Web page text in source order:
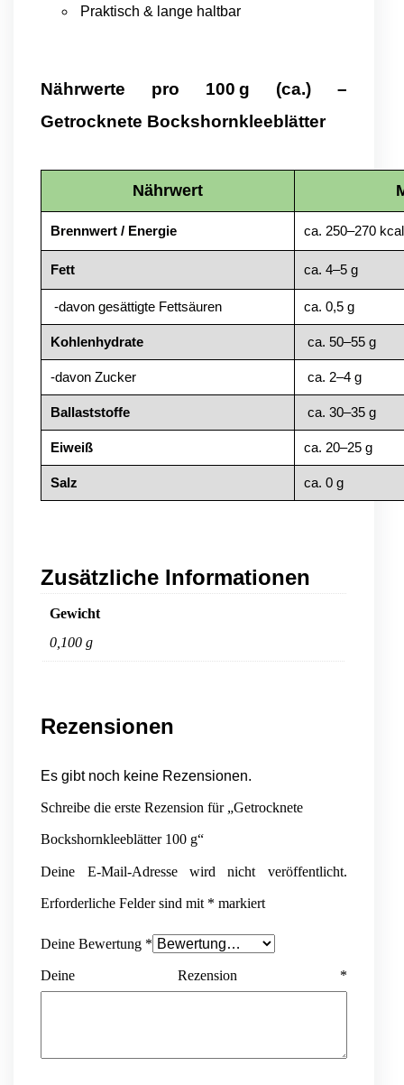
Praktisch & lange haltbar
Nährwerte pro 100 g (ca.) –
Getrocknete Bockshornkleeblätter
Nährwert
Brennwert / Energie ca. 250–270 kcal
Fett ca. 4–5 g
-davon gesättigte Fettsäuren ca. 0,5 g
Kohlenhydrate ca. 50–55 g
-davon Zucker ca. 2–4 g
Ballaststoffe ca. 30–35 g
Eiweiß ca. 20–25 g
Salz ca. 0 g
Zusätzliche Informationen
Gewicht
0,100 g
Rezensionen
Es gibt noch keine Rezensionen.
Schreibe die erste Rezension für „Getrocknete
Bockshornkleeblätter 100 g“
Deine E-Mail-Adresse wird nicht veröffentlicht.
Erforderliche Felder sind mit * markiert
Deine Bewertung *
Deine Rezension *